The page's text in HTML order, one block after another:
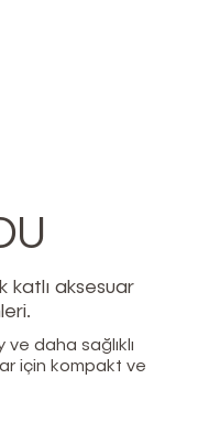
katlı aksesuar
ve daha sağlıklı
için kompakt ve